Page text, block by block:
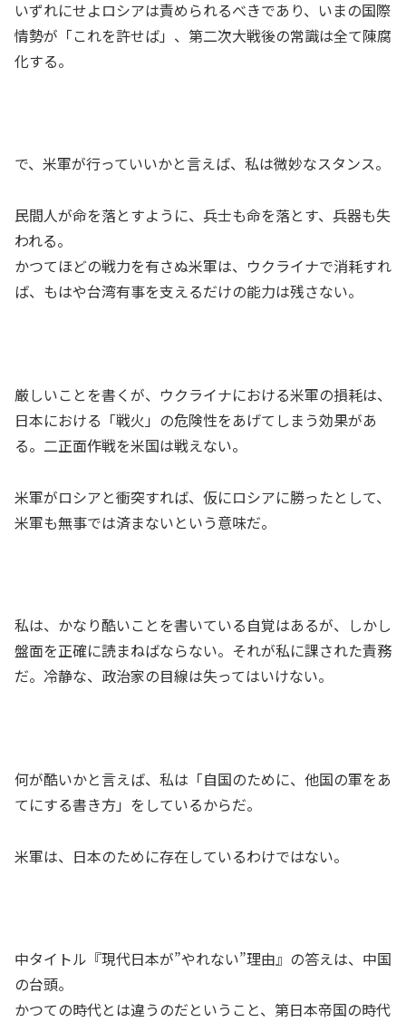
いずれにせよロシアは責められるべきであり、いまの国際
情勢が「これを許せば」、第二次大戦後の常識は全て陳腐
化する。
で、米軍が行っていいかと言えば、私は微妙なスタンス。
民間人が命を落とすように、兵士も命を落とす、兵器も失
われる。
かつてほどの戦力を有さぬ米軍は、ウクライナで消耗すれ
ば、もはや台湾有事を支えるだけの能力は残さない。
厳しいことを書くが、ウクライナにおける米軍の損耗は、
日本における「戦火」の危険性をあげてしまう効果があ
る。二正面作戦を米国は戦えない。
米軍がロシアと衝突すれば、仮にロシアに勝ったとして、
米軍も無事では済まないという意味だ。
私は、かなり酷いことを書いている自覚はあるが、しかし
盤面を正確に読まねばならない。それが私に課された責務
だ。冷静な、政治家の目線は失ってはいけない。
何が酷いかと言えば、私は「自国のために、他国の軍をあ
てにする書き方」をしているからだ。
米軍は、日本のために存在しているわけではない。
中タイトル『現代日本が”やれない”理由』の答えは、中国
の台頭。
かつての時代とは違うのだということ、第日本帝国の時代